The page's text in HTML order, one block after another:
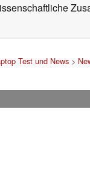
Test und News>